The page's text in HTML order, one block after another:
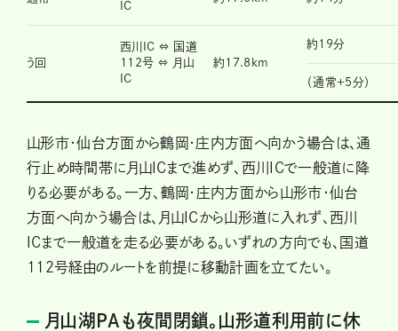
IC
う回
西川IC ⇔ 国道
112号 ⇔ 月山
IC
約17.8km
約19分
（通常+5分）
山形市・仙台方面から鶴岡・庄内方面へ向かう場合は、通
行止め時間帯に月山ICまで進めず、西川ICで一般道に降
りる必要がある。一方、鶴岡・庄内方面から山形市・仙台
方面へ向かう場合は、月山ICから山形道に入れず、西川
ICまで一般道を走る必要がある。いずれの方向でも、国道
112号経由のルートを前提に移動計画を立てたい。
月山湖PAも夜間閉鎖。山形道利用前に休